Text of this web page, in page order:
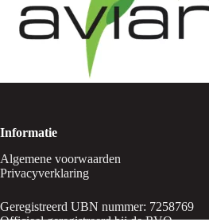
Informatie
Algemene voorwaarden
Privacyverklaring
Geregistreerd UBN nummer: 7258769